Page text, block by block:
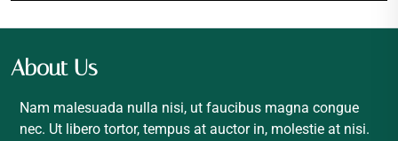
About Us
Nam malesuada nulla nisi, ut faucibus magna congue
nec. Ut libero tortor, tempus at auctor in, molestie at nisi.